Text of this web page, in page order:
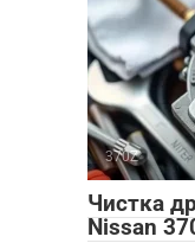
370Z
Чистка
Nissan